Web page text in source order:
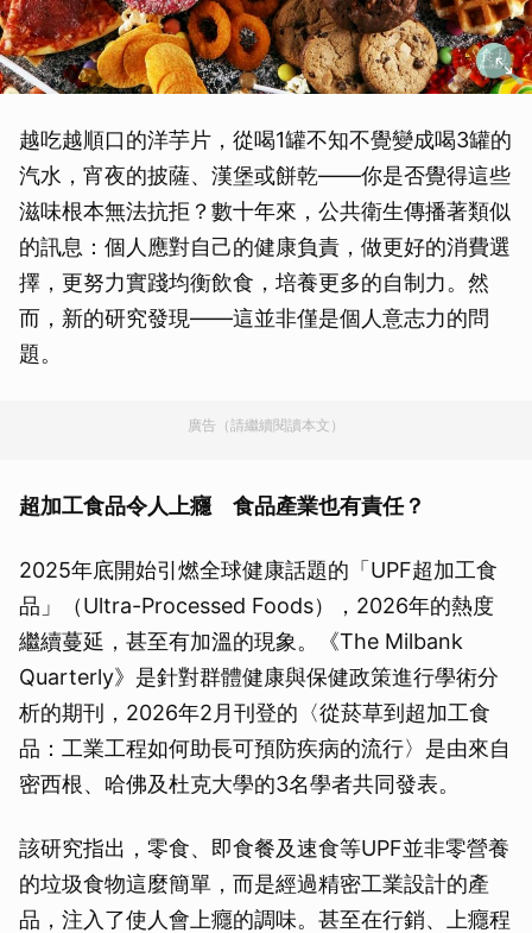
越吃越順口的洋芋片，從喝1罐不知不覺變成喝3罐的
汽水，宵夜的披薩、漢堡或餅乾——你是否覺得這些
滋味根本無法抗拒？數十年來，公共衛生傳播著類似
的訊息：個人應對自己的健康負責，做更好的消費選
擇，更努力實踐均衡飲食，培養更多的自制力。然
而，新的研究發現——這並非僅是個人意志力的問
題。
廣告（請繼續閱讀本文）
超加工食品令人上癮 食品產業也有責任？
2025年底開始引燃全球健康話題的「UPF超加工食
品」（Ultra-Processed Foods），2026年的熱度
繼續蔓延，甚至有加溫的現象。《The Milbank
Quarterly》是針對群體健康與保健政策進行學術分
析的期刊，2026年2月刊登的〈從菸草到超加工食
品：工業工程如何助長可預防疾病的流行〉是由來自
密西根、哈佛及杜克大學的3名學者共同發表。
該研究指出，零食、即食餐及速食等UPF並非零營養
的垃圾食物這麼簡單，而是經過精密工業設計的產
品，注入了使人會上癮的調味。甚至在行銷、上癮程